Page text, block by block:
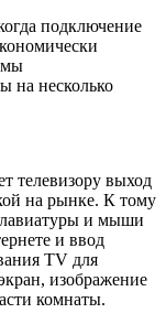
подключение
на несколько
телевизору выход
на рынке. К тому
и мыши
и ввод
TV для
изображение
комнаты.